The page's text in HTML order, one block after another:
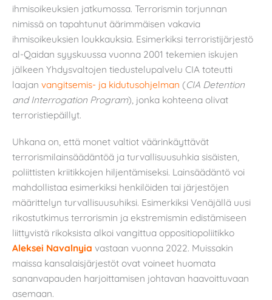
ihmisoikeuksien jatkumossa. Terrorismin torjunnan
nimissä on tapahtunut äärimmäisen vakavia
ihmisoikeuksien loukkauksia. Esimerkiksi terroristijärjestö
al-Qaidan syyskuussa vuonna 2001 tekemien iskujen
jälkeen Yhdysvaltojen tiedustelupalvelu CIA toteutti
laajan vangitsemis- ja kidutusohjelman (CIA Detention
and Interrogation Program), jonka kohteena olivat
terroristiepäillyt.
Uhkana on, että monet valtiot väärinkäyttävät
terrorismilainsäädäntöä ja turvallisuusuhkia sisäisten,
poliittisten kriitikkojen hiljentämiseksi. Lainsäädäntö voi
mahdollistaa esimerkiksi henkilöiden tai järjestöjen
määrittelyn turvallisuusuhiksi. Esimerkiksi Venäjällä uusi
rikostutkimus terrorismin ja ekstremismin edistämiseen
liittyvistä rikoksista alkoi vangittua oppositiopoliitikko
Aleksei Navalnyia vastaan vuonna 2022. Muissakin
maissa kansalaisjärjestöt ovat voineet huomata
sananvapauden harjoittamisen johtavan haavoittuvaan
asemaan.